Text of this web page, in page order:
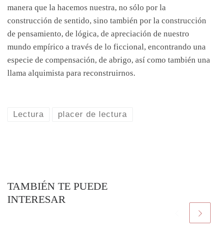
manera que la hacemos nuestra, no sólo por la
construcción de sentido, sino también por la construcción
de pensamiento, de lógica, de apreciación de nuestro
mundo empírico a través de lo ficcional, encontrando una
especie de compensación, de abrigo, así como también una
llama alquimista para reconstruirnos.
Lectura placer de lectura
TAMBIÉN TE PUEDE
INTERESAR